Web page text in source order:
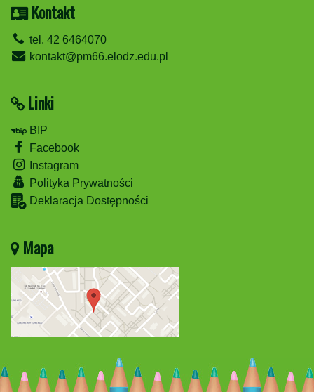
Kontakt
tel. 42 6464070
kontakt@pm66.elodz.edu.pl
Linki
BIP
Facebook
Instagram
Polityka Prywatności
Deklaracja Dostępności
Mapa